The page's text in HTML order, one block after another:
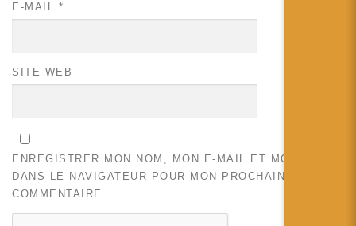
E-MAIL *
SITE WEB
ENREGISTRER MON NOM, MON E-MAIL ET MON SITE
DANS LE NAVIGATEUR POUR MON PROCHAIN
COMMENTAIRE.